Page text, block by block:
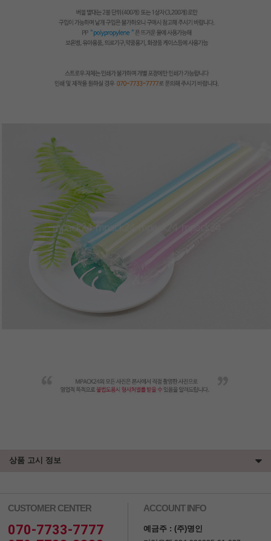
상품 고시 정보
CUSTOMER CENTER
070-7733-7777
ACCOUNT INFO
예금주 : (주)명인